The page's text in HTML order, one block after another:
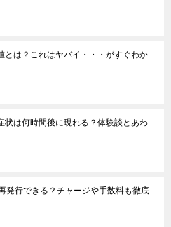
とは？これはヤバイ・・・がすぐわか
状は何時間後に現れる？体験談とあわ
発行できる？チャージや手数料も徹底